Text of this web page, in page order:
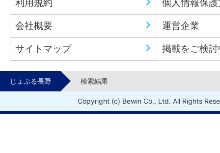
利用規約 個人情報保
会社概要 運営企業
サイトマップ 掲載をご検
じょぶる長野 検索結果
Copyright (c) Bewin Co., Ltd. All Rights